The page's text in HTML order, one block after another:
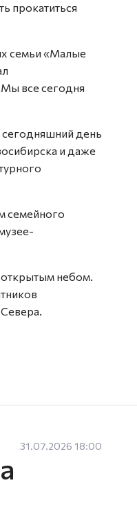
прокатиться
семьи «Малые
все сегодня
сегодняшний день
и даже
семейного
небом.
31.07.2026 18:00